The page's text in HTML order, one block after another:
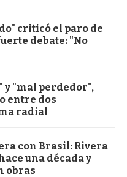
criticó el paro de
debate: "No
y "mal perdedor",
entre dos
radial
con Brasil: Rivera
una década y
obras